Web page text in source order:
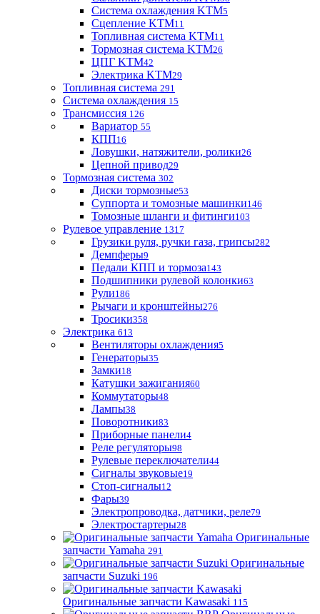
Система охлаждения KTM5
Сцепление KTM11
Топливная система KTM11
Тормозная система KTM26
ЦПГ KTM42
Электрика KTM29
Топливная система 291
Система охлаждения 15
Трансмиссия 126
Вариатор 55
КПП16
Ловушки, натяжители, ролики26
Цепной привод29
Тормозная система 302
Диски тормозные53
Суппорта и томозные машинки146
Томозные шланги и фитинги103
Рулевое управление 1317
Грузики руля, ручки газа, грипсы282
Демпферы9
Педали КПП и тормоза143
Подшипники рулевой колонки63
Рули186
Рычаги и кронштейны276
Тросики358
Электрика 613
Вентиляторы охлаждения5
Генераторы35
Замки18
Катушки зажигания60
Коммутаторы48
Лампы38
Поворотники83
Приборные панели4
Реле регуляторы98
Рулевые переключатели44
Сигналы звуковые19
Стоп-сигналы12
Фары39
Электропроводка, датчики, реле79
Электростартеры28
Оригинальные
запчасти Yamaha 291
Оригинальные
запчасти Suzuki 196
Оригинальные запчасти Kawasaki 115